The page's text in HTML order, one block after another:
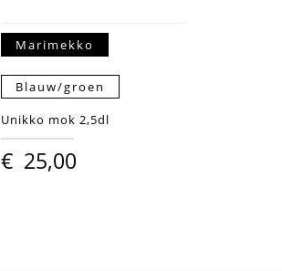
Marimekko
Blauw/groen
Unikko mok 2,5dl
€ 25,00